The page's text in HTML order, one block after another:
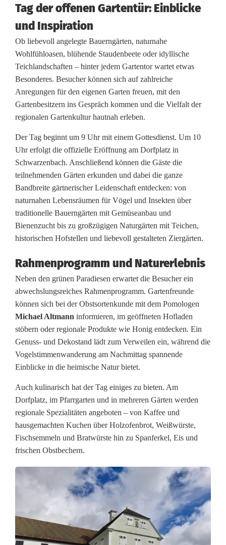
o
f
f
e
n
e
G
a
r
t
e
n
t
ü
r
i
n
S
h
w
a
r
z
n
b
Tag der offenen Gartentür: Einblicke
und Inspiration
Ob liebevoll angelegte Bauerngärten, naturnahe
Wohlfühloasen, blühende Staudenbeete oder idyllische
Teichlandschaften – hinter jedem Gartentor wartet etwas
Besonderes. Besucher können sich auf zahlreiche
Anregungen für den eigenen Garten freuen, mit den
Gartenbesitzern ins Gespräch kommen und die Vielfalt der
regionalen Gartenkultur hautnah erleben.
Der Tag beginnt um 9 Uhr mit einem Gottesdienst. Um 10
Uhr erfolgt die offizielle Eröffnung am Dorfplatz in
Schwarzenbach. Anschließend können die Gäste die
teilnehmenden Gärten erkunden und dabei die ganze
Bandbreite gärtnerischer Leidenschaft entdecken: von
naturnahen Lebensräumen für Vögel und Insekten über
traditionelle Bauerngärten mit Gemüseanbau und
Bienenzucht bis zu großzügigen Naturgärten mit Teichen,
historischen Hofstellen und liebevoll gestalteten Ziergärten.
Rahmenprogramm und Naturerlebnis
Neben den grünen Paradiesen erwartet die Besucher ein
abwechslungsreiches Rahmenprogramm. Gartenfreunde
können sich bei der Obstsortenkunde mit dem Pomologen
Michael Altmann informieren, im geöffneten Hofladen
stöbern oder regionale Produkte wie Honig entdecken. Ein
Genuss- und Dekostand lädt zum Verweilen ein, während die
Vogelstimmenwanderung am Nachmittag spannende
Einblicke in die heimische Natur bietet.
Auch kulinarisch hat der Tag einiges zu bieten. Am
Dorfplatz, im Pfarrgarten und in mehreren Gärten werden
regionale Spezialitäten angeboten – von Kaffee und
hausgemachten Kuchen über Holzofenbrot, Weißwürste,
Fischsemmeln und Bratwürste hin zu Spanferkel, Eis und
frischen Obstbechern.